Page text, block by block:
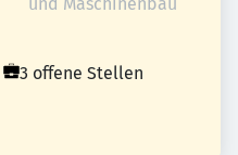
3 offene Stellen